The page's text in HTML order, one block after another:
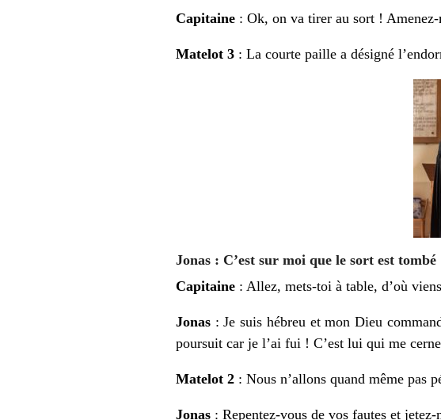
Capitaine : Ok, on va tirer au sort !
Matelot 3 : La courte paille a désigné
Jonas : C’est sur moi que le sort est
Capitaine : Allez, mets-toi à table, d’où
Jonas : Je suis hébreu et mon Dieu
poursuit car je l’ai fui ! C’est lui qui me
Matelot 2 : Nous n’allons quand même pas
Jonas : Repentez-vous de vos fautes et